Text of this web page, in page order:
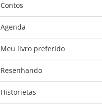
Contos
Agenda
Meu livro preferido
Resenhando
Historietas